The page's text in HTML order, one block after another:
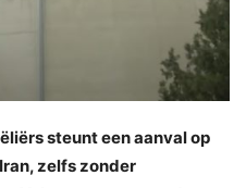
steunt een aanval op
zelfs zonder